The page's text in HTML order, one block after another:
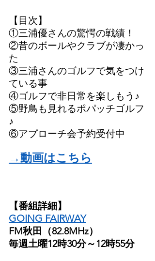
【目次】
①三浦優さんの驚愕の戦績！
②昔のボールやクラブが凄かっ
た
③三浦さんのゴルフで気をつけ
ている事
④ゴルフで非日常を楽しもう♪
⑤野鳥も見れるポパッチゴルフ
♪
⑥アプローチ会予約受付中
→動画はこちら
【番組詳細】
GOING FAIRWAY
FM秋田（82.8MHz）
毎週土曜12時30分～12時55分